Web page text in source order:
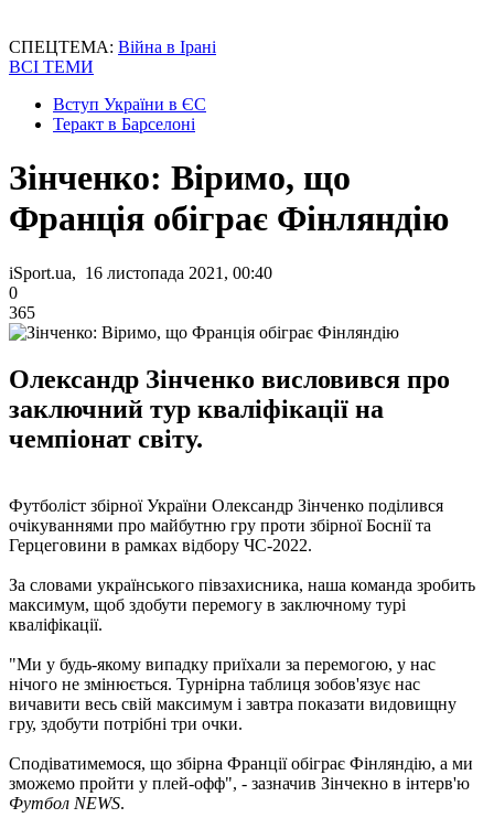
СПЕЦТЕМА: Війна в Ірані
ВСІ ТЕМИ
Вступ України в ЄС
Теракт в Барселоні
Зінченко: Віримо, що
Франція обіграє Фінляндію
iSport.ua, 16 листопада 2021, 00:40
0
365
Олександр Зінченко висловився про
заключний тур кваліфікації на
чемпіонат світу.
Футболіст збірної України Олександр Зінченко поділився
очікуваннями про майбутню гру проти збірної Боснії та
Герцеговини в рамках відбору ЧС-2022.
За словами українського півзахисника, наша команда зробить
максимум, щоб здобути перемогу в заключному турі
кваліфікації.
"Ми у будь-якому випадку приїхали за перемогою, у нас
нічого не змінюється. Турнірна таблиця зобов'язує нас
вичавити весь свій максимум і завтра показати видовищну
гру, здобути потрібні три очки.
Сподіватимемося, що збірна Франції обіграє Фінляндію, а ми
зможемо пройти у плей-офф", - зазначив Зінчекно в інтерв'ю
Футбол NEWS.